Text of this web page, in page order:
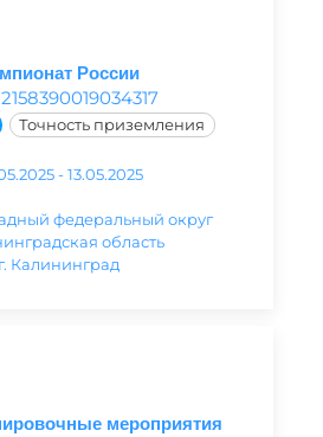
России
Точность приземления
- 13.05.2025
федеральный округ
область
г. Калининград
мероприятия